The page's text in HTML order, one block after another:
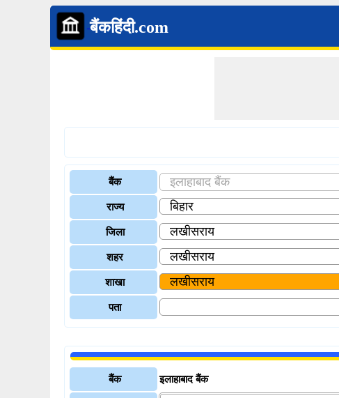
बैंकहिंदी.com
बैंक
राज्य
जिला
शहर
शाखा
पता
बैंक इलाहाबाद बैंक